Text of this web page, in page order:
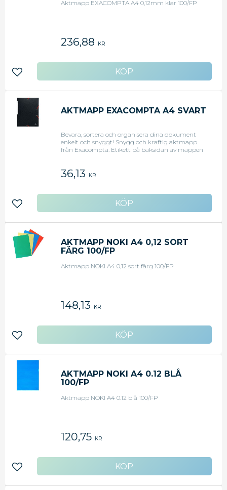
Aktmapp EXACOMPTA A4 0,12mm klar 100/FP
236,88 KR
Lägg till i favoriter
AKTMAPP EXACOMPTA A4 SVART
Bevara, sortera och organisera dina dokument
enkelt och snyggt! Snygg och kraftig aktmapp
från Exacompta. Etikett på baksidan av mappen
innehålla upp till 300 ark - Material: 425g kartong
- Format: A4 (240x320m) - Färg: Svart
36,13 KR
Lägg till i favoriter
AKTMAPP NOKI A4 0,12 SORT
FÄRG 100/FP
Aktmapp NOKI A4 0,12 sort färg 100/FP
148,13 KR
Lägg till i favoriter
AKTMAPP NOKI A4 0.12 BLÅ
100/FP
Aktmapp NOKI A4 0.12 blå 100/FP
120,75 KR
Lägg till i favoriter